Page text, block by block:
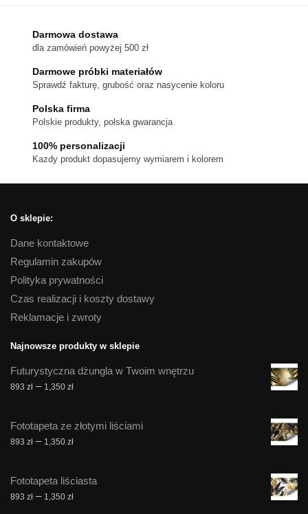
można
wybrać
na
produktu
Darmowa dostawa
dla zamówień powyżej 500 zł
Darmowe próbki materiałów
Sprawdź fakturę, grubość oraz nasycenie koloru
Polska firma
Polskie produkty, polska gwarancja
100% personalizacji
Kazdy produkt dopasujemy wymiarem i kolorem
O sklepie:
Dane kontaktowe
Regulamin zakupów
Polityka prywatności
Czas realizacji i koszty dostawy
Reklamacje i zwroty
Najnowsze produkty w sklepie
Futurystyczna dżungla w Twoim wnętrzu
893 zł – 1,350 złZakres
893 zł
do
Fototapeta ze złotymi liściami
893 zł – 1,350 złZakres
893 zł
do
Fototapeta liściasta
893 zł – 1,350 złZakres